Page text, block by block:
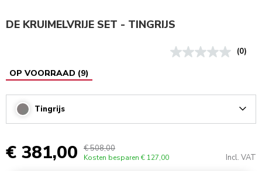
DE KRUIMELVRIJE SET - TINGRIJS
(0)
OP VOORRAAD (9)
Tingrijs
€ 381,00 € 508,00
Kosten besparen € 127,00 Incl. VAT